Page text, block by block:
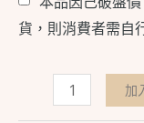
貨，則消費者需自
加